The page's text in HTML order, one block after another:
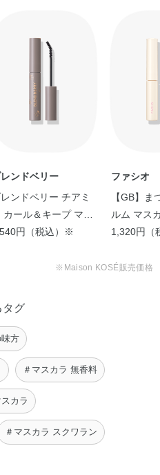
ンドベリー
ンドベリー チアミ
カール＆キープ マス
円（税込）※
ファシオ
【GB】ま
ルム マス
1,320円（
※Maison KOSÉ販売価格
タグ
方
＃マスカラ 無香料
カラ
＃マスカラ スクワラン